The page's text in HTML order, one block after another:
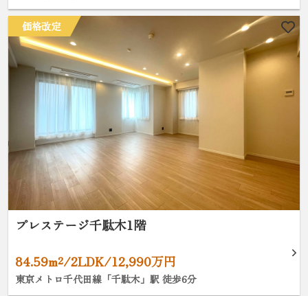
価格改定
プレステージ千駄木1階
84.59m²/2LDK/12,990万円
東京メトロ千代田線「千駄木」駅 徒歩6分